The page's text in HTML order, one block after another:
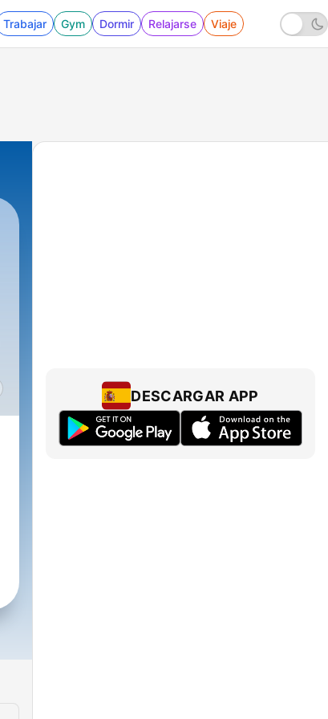
Trabajar Gym Dormir Relajarse Viaje
DESCARGAR APP